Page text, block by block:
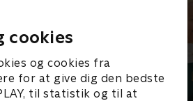
cookies
og cookies fra
for at give dig den bedste
til statistik og til at